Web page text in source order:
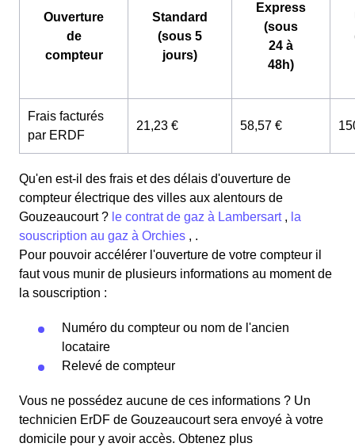
Ouverture
de
compteur
Standard
(sous 5
jours)
Express
(sous
24 à
48h)
Frais facturés
par ERDF
21,23 € 58,57 €
Qu'en est-il des frais et des délais d'ouverture de
compteur électrique des villes aux alentours de
Gouzeaucourt ? le contrat de gaz à Lambersart , la
souscription au gaz à Orchies , .
Pour pouvoir accélérer l'ouverture de votre compteur il
faut vous munir de plusieurs informations au moment de
la souscription :
Numéro du compteur ou nom de l'ancien
locataire
Relevé de compteur
Vous ne possédez aucune de ces informations ? Un
technicien ErDF de Gouzeaucourt sera envoyé à votre
domicile pour y avoir accès. Obtenez plus